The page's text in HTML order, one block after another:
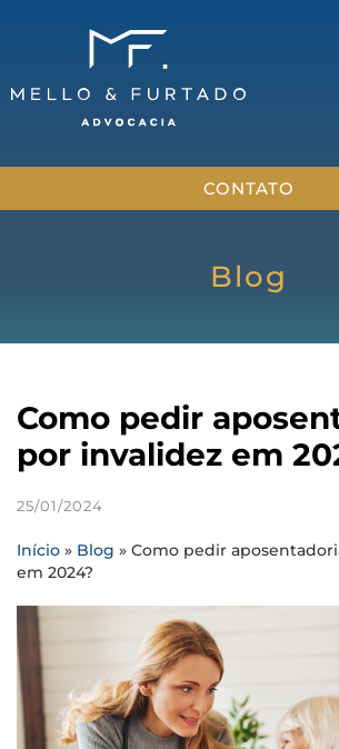
CONTATO
Blog
Como pedir
por invalidez em
25/01/2024
Início » Blog » Como pedir
em 2024?